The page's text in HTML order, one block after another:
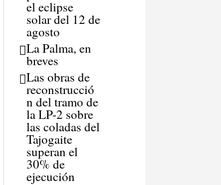
el eclipse
solar del 12 de
agosto
La Palma, en
breves
Las obras de
reconstrucció
n del tramo de
la LP-2 sobre
las coladas del
Tajogaite
superan el
30% de
ejecución